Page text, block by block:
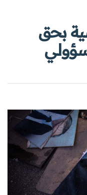
بحق
من مسؤولي